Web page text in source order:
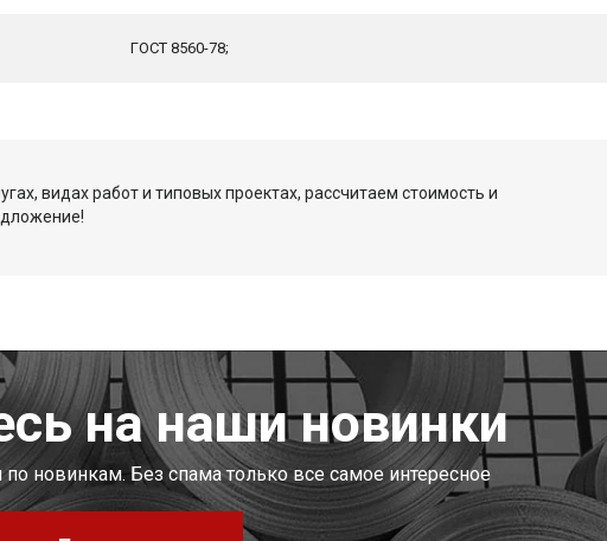
ГОСТ 8560-78;
видах работ и типовых проектах, рассчитаем стоимость и
на наши новинки
новинкам. Без спама только все самое интересное